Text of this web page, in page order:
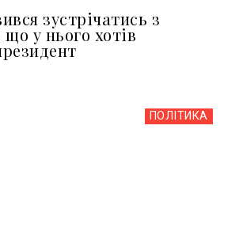
зустрічатись з
у нього хотів
ПОЛІТИКА